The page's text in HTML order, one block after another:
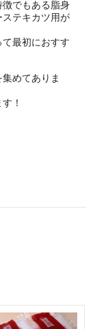
でもある脂身
テキカツ用が
最初におすす
めてありま
！